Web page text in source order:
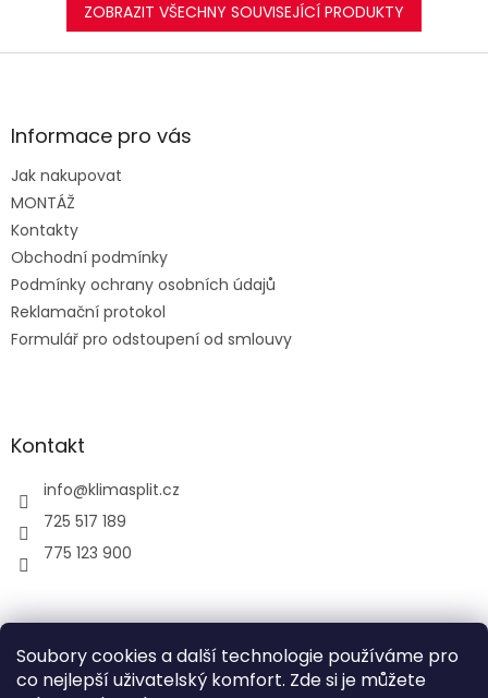
Soubory cookies a další technologie používáme pro
co nejlepší uživatelský komfort. Zde si je můžete
ZOBRAZIT VŠECHNY SOUVISEJÍCÍ PRODUKTY
Z
aInformace pro vás
Jak nakupovat
MONTÁŽ
Kontakty
Obchodní podmínky
Podmínky ochrany osobních údajů
Reklamační protokol
Formulář pro odstoupení od smlouvy
Kontakt
info@klimasplit.cz
725 517 189
775 123 900
air-cool